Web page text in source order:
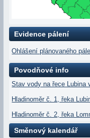
Evidence pálení
Ohlášení plánovaného
Povodňové info
Stav vody na řece Lubina
Hladinoměr č. 1, řeka
Hladinoměr č. 2, řeka
Směnový kalendář